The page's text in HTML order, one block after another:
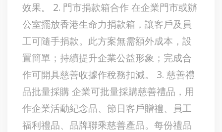
效果。 2. 門市捐款箱合作 在企業門市或辦
公室擺放香港生命力捐款箱，讓客戶及員
工可隨手捐款。此方案無需額外成本，設
置簡單；持續提升企業公益形象；完成合
作可開具慈善收據作稅務扣減。 3. 慈善禮
品批量採購 企業可批量採購慈善禮品，用
作企業活動紀念品、節日客戶贈禮、員工
福利禮品、品牌聯乘慈善產品。每份禮品